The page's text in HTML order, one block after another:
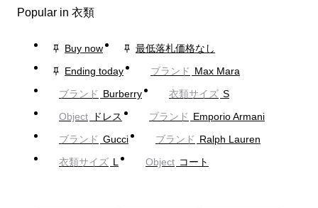
Popular in 衣類
Buy now
最低落札価格なし
Ending today
ブランド Max Mara
ブランド Burberry 衣類サイズ S
Object
ドレス ブランド Emporio Armani
ブランド Gucci ブランド Ralph Lauren
衣類サイズ L Object コート